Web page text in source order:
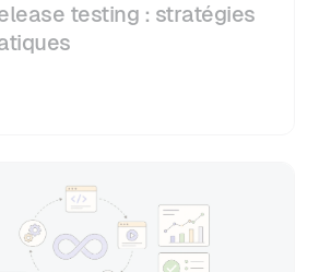
testing : stratégies